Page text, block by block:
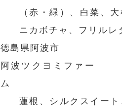
（赤・緑）、白菜、
ニカボチャ、フリルレ
徳島県阿波市
阿波ツクヨミファー
ム
蓮根、シルクスイー